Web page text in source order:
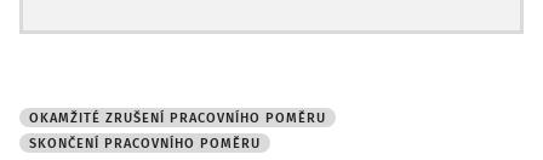
OKAMŽITÉ ZRUŠENÍ PRACOVNÍHO POMĚRU
SKONČENÍ PRACOVNÍHO POMĚRU